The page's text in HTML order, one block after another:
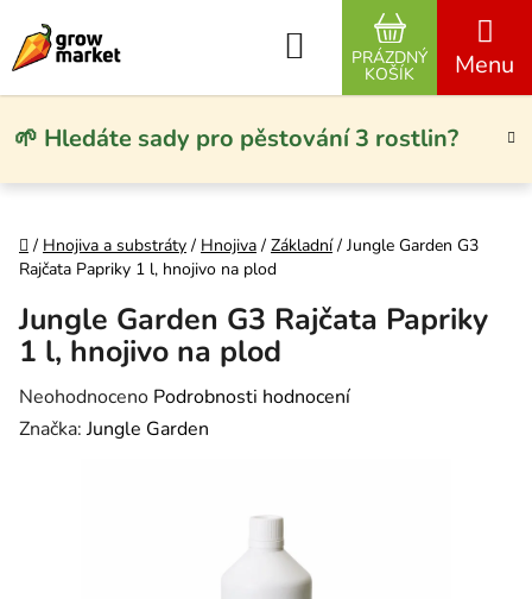
🌱 Hledáte sady pro pěstování 3 rostlin?
Hledat
NÁKUPNÍ
PRÁZDNÝ
KOŠÍK
Domů
/ Hnojiva a substráty / Hnojiva / Základní / Jungle Garden G3
Rajčata Papriky 1 l, hnojivo na plod
Jungle Garden G3 Rajčata Papriky
1 l, hnojivo na plod
Průměrné hodnocení produktu je 0,0 z 5 hvězdiček.
Neohodnoceno Podrobnosti hodnocení
Značka:Jungle Garden